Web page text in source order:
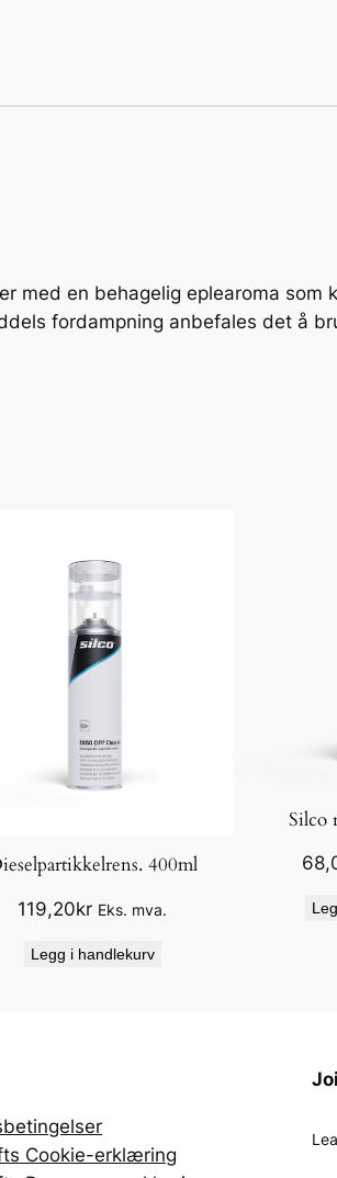
med en behagelig eplearoma
fordampning anbefales det å
400ml
119,20kr Eks. mva.
Legg i handlekurv
Silco
Cookie-erklæring